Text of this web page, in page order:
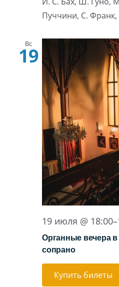
Пуччини, С.
Вс
19
19 июля @ 18:00–
Органные вечера
сопрано
Купить билеты